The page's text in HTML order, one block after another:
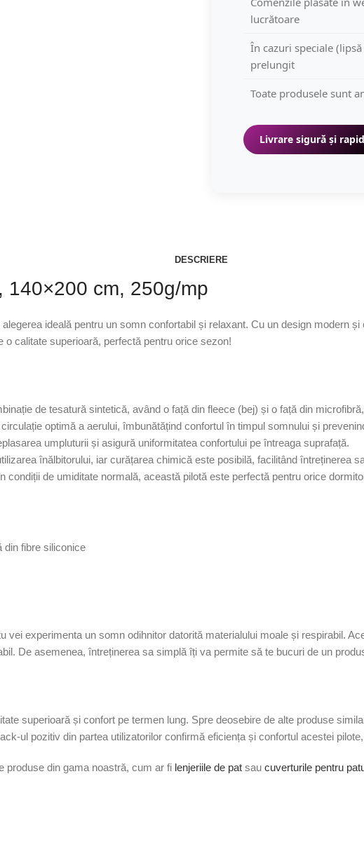
lucrătoare
În cazuri speciale
prelungit
Toate produsele sunt
Livrare sigură și
DESCRIERE
140×200 cm, 250g/mp
ideală pentru un somn confortabil și relaxant. Cu un design modern
calitate superioară, perfectă pentru orice sezon!
de tesatură sintetică, având o față din fleece (bej) și o față din
optimă a aerului, îmbunătățind confortul în timpul somnului și
umpluturii și asigură uniformitatea confortului pe întreaga suprafață.
înălbitorului, iar curățarea chimică este posibilă, facilitând întreținerea
condiții de umiditate normală, această pilotă este perfectă pentru orice
din fibre siliconice
experimenta un somn odihnitor datorită materialului moale și respirabil.
De asemenea, întreținerea sa simplă îți va permite să te bucuri de un
superioară și confort pe termen lung. Spre deosebire de alte produse
ul pozitiv din partea utilizatorilor confirmă eficiența și confortul acestei
produse din gama noastră, cum ar fi lenjeriile de pat sau cuverturile pentru